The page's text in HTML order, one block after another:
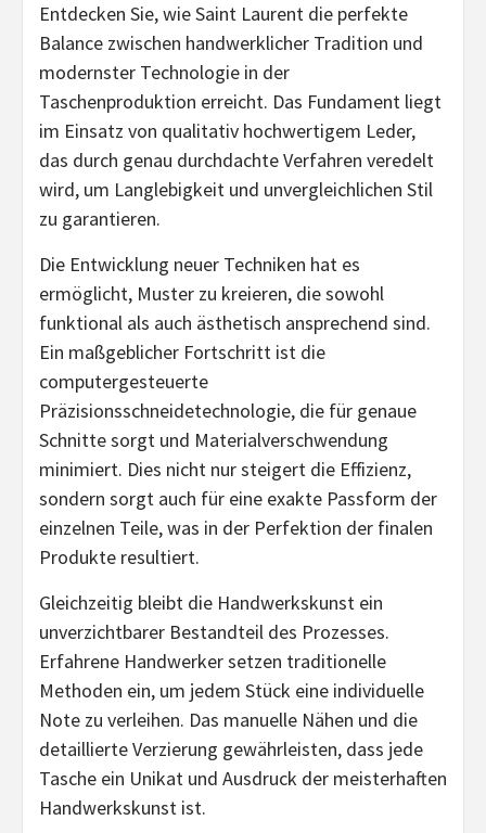
Entdecken Sie, wie Saint Laurent die perfekte
Balance zwischen handwerklicher Tradition und
modernster Technologie in der
Taschenproduktion erreicht. Das Fundament liegt
im Einsatz von qualitativ hochwertigem Leder,
das durch genau durchdachte Verfahren veredelt
wird, um Langlebigkeit und unvergleichlichen Stil
zu garantieren.
Die Entwicklung neuer Techniken hat es
ermöglicht, Muster zu kreieren, die sowohl
funktional als auch ästhetisch ansprechend sind.
Ein maßgeblicher Fortschritt ist die
computergesteuerte
Präzisionsschneidetechnologie, die für genaue
Schnitte sorgt und Materialverschwendung
minimiert. Dies nicht nur steigert die Effizienz,
sondern sorgt auch für eine exakte Passform der
einzelnen Teile, was in der Perfektion der finalen
Produkte resultiert.
Gleichzeitig bleibt die Handwerkskunst ein
unverzichtbarer Bestandteil des Prozesses.
Erfahrene Handwerker setzen traditionelle
Methoden ein, um jedem Stück eine individuelle
Note zu verleihen. Das manuelle Nähen und die
detaillierte Verzierung gewährleisten, dass jede
Tasche ein Unikat und Ausdruck der meisterhaften
Handwerkskunst ist.